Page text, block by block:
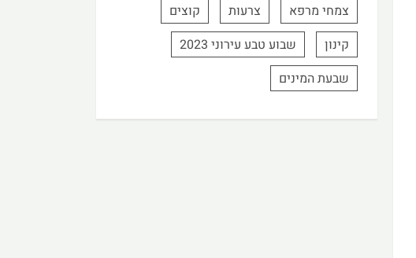
צמחי מרפא
צרעות
קוצים
קינון
שבוע טבע עירוני 2023
שבעת המינים